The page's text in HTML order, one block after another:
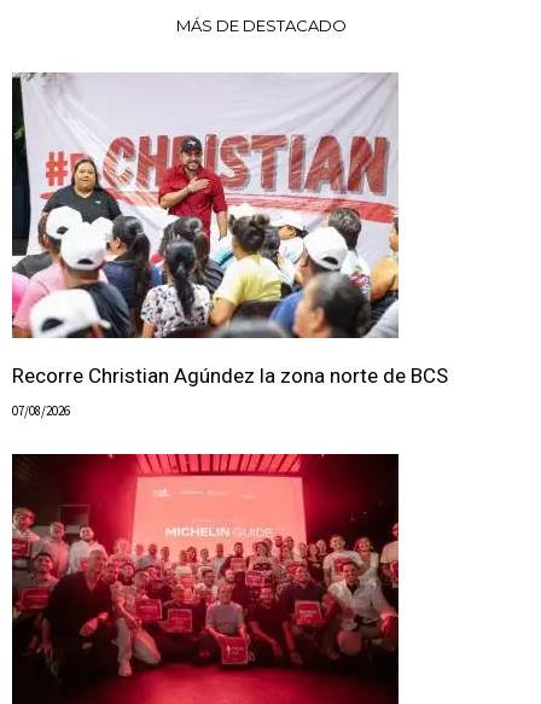
MÁS DE DESTACADO
Recorre Christian Agúndez la zona norte de BCS
07/08/2026